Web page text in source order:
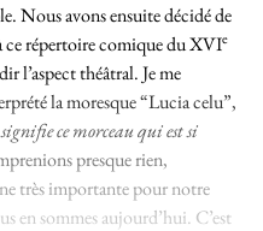
Nous avons ensuite décidé de
ce répertoire comique du XVIe
l’aspect théâtral. Je me
la moresque “Lucia celu”,
ce morceau qui est si
presque rien,
très importante pour notre
en sommes aujourd’hui. C’est